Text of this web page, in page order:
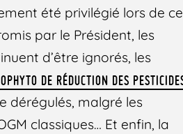
été privilégié lors de
par le Président, les
d’être ignorés, les
DE RÉDUCTION DES
dérégulés, malgré les
classiques… Et enfin, la